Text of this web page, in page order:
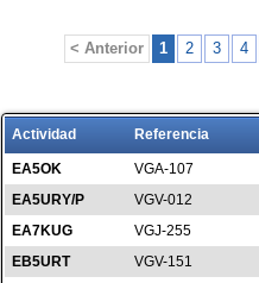
< Anterior 1 2 3 4
Actividad Referencia
EA5OK VGA-107
EA5URY/P
VGV-012
EA7KUG
VGJ-255
EB5URT
VGV-151